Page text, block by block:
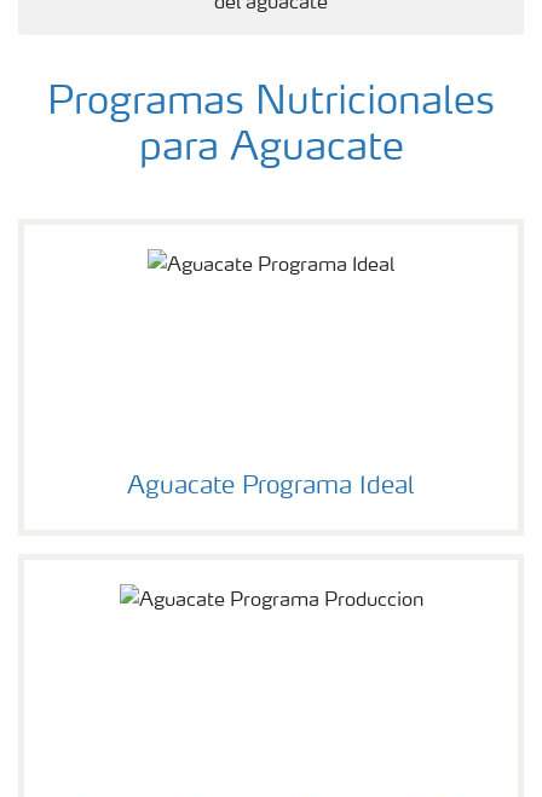
Programas Nutricionales
para Aguacate
Aguacate Programa Ideal